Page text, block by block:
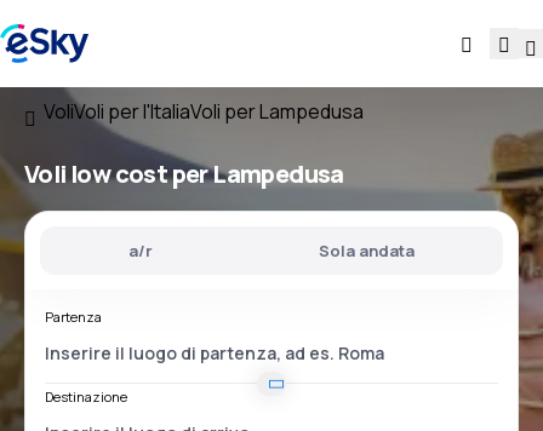
VoliVoli per l'ItaliaVoli per Lampedusa
Voli low cost per Lampedusa
a/r Sola andata
Partenza
Destinazione